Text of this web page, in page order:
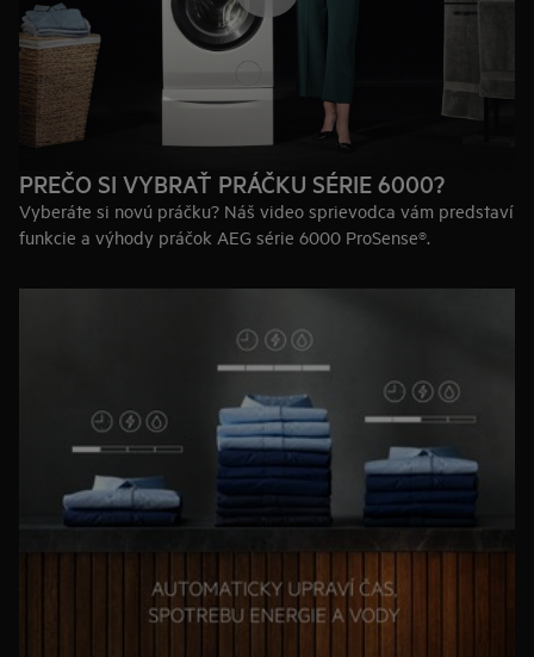
PREČO SI VYBRAŤ PRÁČKU SÉRIE 6000?
Vyberáte si novú práčku? Náš video sprievodca vám predstaví
funkcie a výhody práčok AEG série 6000 ProSense®.